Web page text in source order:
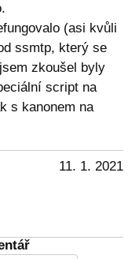
(asi kvůli
ssmtp, který se
zkoušel byly
script na
s kanonem na
11. 1. 2021